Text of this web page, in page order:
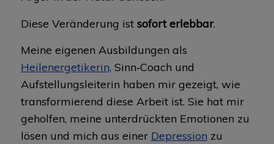
Diese Veränderung ist sofort erlebbar.
Meine eigenen Ausbildungen als
Heilenergetikerin, Sinn‑Coach und
Aufstellungsleiterin haben mir gezeigt, wie
transformierend diese Arbeit ist. Sie hat mir
geholfen, meine unterdrückten Emotionen zu
lösen und mich aus einer Depression zu